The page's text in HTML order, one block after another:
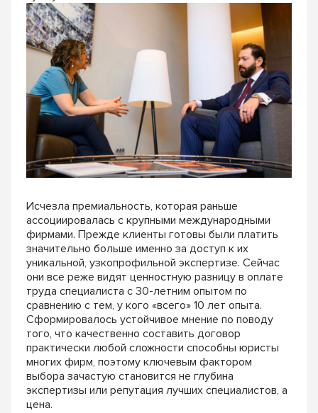
Исчезла премиальность, которая раньше
ассоциировалась с крупными международными
фирмами. Прежде клиенты готовы были платить
значительно больше именно за доступ к их
уникальной, узкопрофильной экспертизе. Сейчас
они все реже видят ценностную разницу в оплате
труда специалиста с 30-летним опытом по
сравнению с тем, у кого «всего» 10 лет опыта.
Сформировалось устойчивое мнение по поводу
того, что качественно составить договор
практически любой сложности способны юристы
многих фирм, поэтому ключевым фактором
выбора зачастую становится не глубина
экспертизы или репутация лучших специалистов, а
цена.